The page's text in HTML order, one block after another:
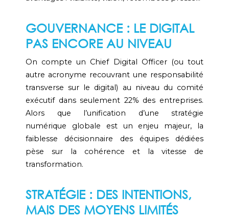
GOUVERNANCE : LE DIGITAL
PAS ENCORE AU NIVEAU
On compte un Chief Digital Officer (ou tout
autre acronyme recouvrant une responsabilité
transverse sur le digital) au niveau du comité
exécutif dans seulement 22% des entreprises.
Alors que l’unification d’une stratégie
numérique globale est un enjeu majeur, la
faiblesse décisionnaire des équipes dédiées
pèse sur la cohérence et la vitesse de
transformation.
STRATÉGIE : DES INTENTIONS,
MAIS DES MOYENS LIMITÉS